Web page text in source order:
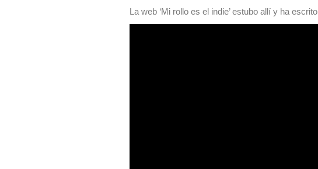
La web ‘Mi rollo es el indie’ estubo allí y ha escrito